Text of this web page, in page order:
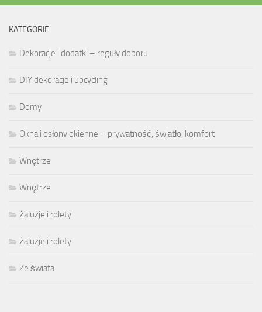
KATEGORIE
Dekoracje i dodatki – reguły doboru
DIY dekoracje i upcycling
Domy
Okna i osłony okienne – prywatność, światło, komfort
Wnętrze
Wnętrze
żaluzje i rolety
żaluzje i rolety
Ze świata